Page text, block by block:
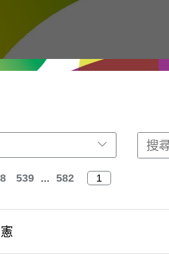
539 ... 582